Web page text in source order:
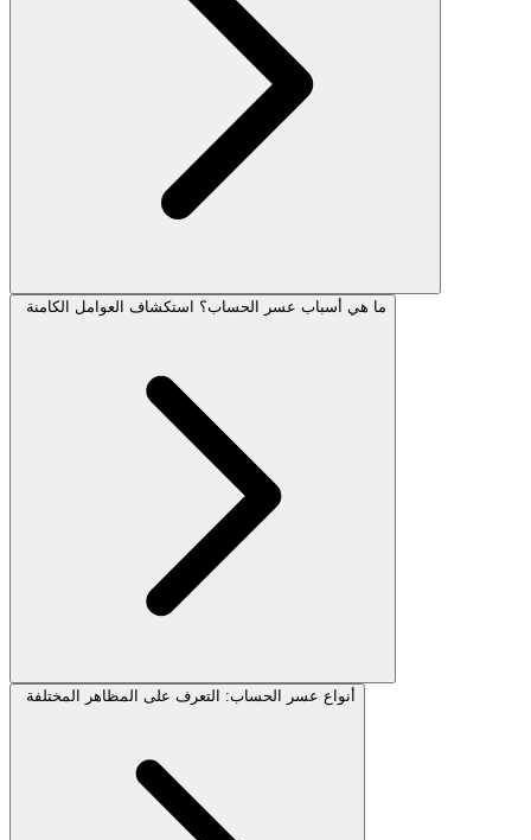
ما هي أسباب عسر الحساب؟ استكشاف العوامل الكامنة
أنواع عسر الحساب: التعرف على المظاهر المختلفة